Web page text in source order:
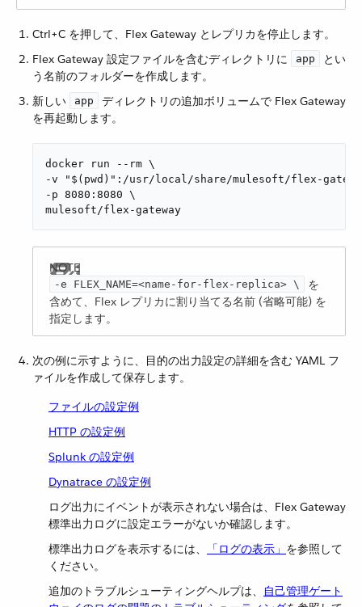
Ctrl+C を押して、Flex Gateway とレプリカを停止します。
Flex Gateway 設定ファイルを含むディレクトリに ​
app
​ とい
う名前のフォルダーを作成します。
新しい ​
app
​ ディレクトリの追加ボリュームで Flex Gateway
を再起動します。
docker run --rm \
-v "$(pwd)":/usr/local/share/mulesoft/flex-
-p 8080:8080 \
mulesoft/flex-gateway
-e ​FLEX_NAME​=<name-for-flex-replica> \
を
含めて、Flex レプリカに割り当てる名前 (省略可能) を
指定します。
次の例に示すように、目的の出力設定の詳細を含む YAML フ
ァイルを作成して保存します。
ファイルの設定例
HTTP の設定例
Splunk の設定例
Dynatrace の設定例
ログ出力にイベントが表示されない場合は、Flex Gateway
標準出力ログに設定エラーがないか確認します。
標準出力ログを表示するには、​
「ログの表示」 ​を参照して
ください。
追加のトラブルシューティングヘルプは、
自己管理ゲート